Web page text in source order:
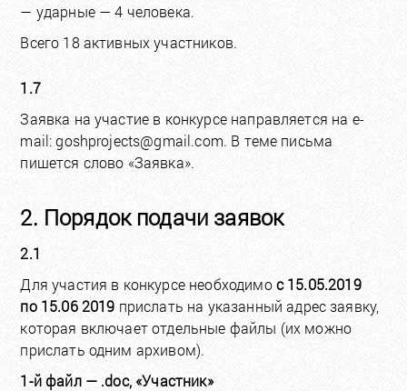
— ударные — 4 человека.
Всего 18 активных участников.
1.7
Заявка на участие в конкурсе направляется на e-
mail: goshprojects@gmail.com. В теме письма
пишется слово «Заявка».
2. Порядок подачи заявок
2.1
Для участия в конкурсе необходимос 15.05.2019
по 15.06 2019 прислать на указанный адрес заявку,
которая включает отдельные файлы (их можно
прислать одним архивом).
1-й файл — .doc, «Участник»